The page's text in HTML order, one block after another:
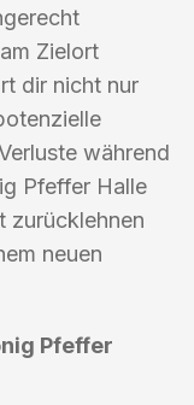
Zielort
dir nicht nur
während
Pfeffer Halle
zurücklehnen
neuen
Pfeffer